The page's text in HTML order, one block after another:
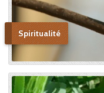
Spiritualité